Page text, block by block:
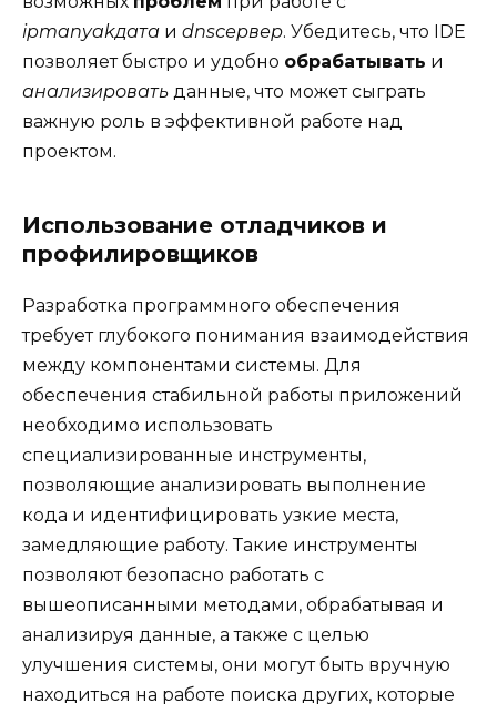
ipmanyakдата и dnsсервер. Убедитесь, что IDE
позволяет быстро и удобно обрабатывать и
анализировать данные, что может сыграть
важную роль в эффективной работе над
проектом.
Использование отладчиков и
профилировщиков
Разработка программного обеспечения
требует глубокого понимания взаимодействия
между компонентами системы. Для
обеспечения стабильной работы приложений
необходимо использовать
специализированные инструменты,
позволяющие анализировать выполнение
кода и идентифицировать узкие места,
замедляющие работу. Такие инструменты
позволяют безопасно работать с
вышеописанными методами, обрабатывая и
анализируя данные, а также с целью
улучшения системы, они могут быть вручную
находиться на работе поиска других, которые